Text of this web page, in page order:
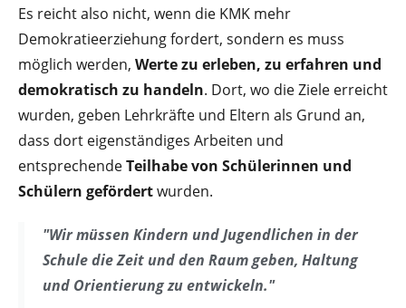
Es reicht also nicht, wenn die KMK mehr
Demokratieerziehung fordert, sondern es muss
möglich werden, Werte zu erleben, zu erfahren und
demokratisch zu handeln. Dort, wo die Ziele erreicht
wurden, geben Lehrkräfte und Eltern als Grund an,
dass dort eigenständiges Arbeiten und
entsprechendeTeilhabe von Schülerinnen und
Schülern gefördertwurden.
"Wir müssen Kindern und Jugendlichen in der
Schule die Zeit und den Raum geben, Haltung
und Orientierung zu entwickeln."